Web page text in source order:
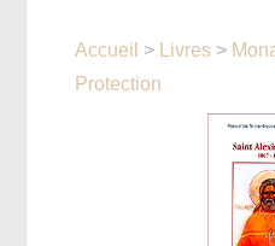
Accueil > Livres >
Protection